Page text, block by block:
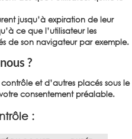
jusqu’à expiration de leur
ce que l’utilisateur les
de son navigateur par exemple.
?
et d’autres placés sous le
consentement préalable.
: